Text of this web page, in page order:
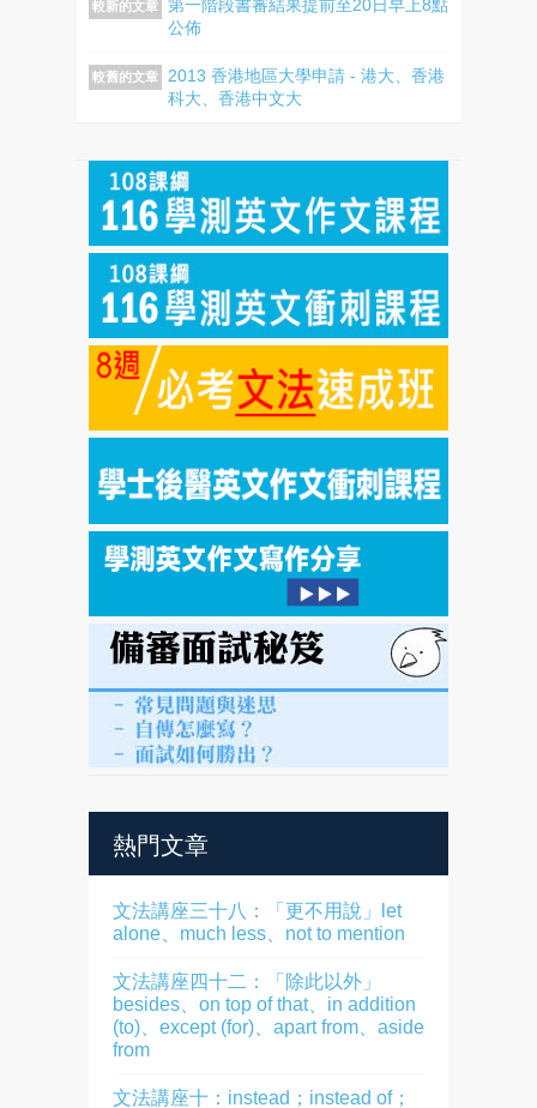
較新的文章
第一階段書審結果提前至20日早上8點
公佈
較舊的文章
2013 香港地區大學申請 - 港大、香港
科大、香港中文大
熱門文章
文法講座三十八：「更不用說」let
alone、much less、not to mention
文法講座四十二：「除此以外」
besides、on top of that、in addition
(to)、except (for)、apart from、aside
from
文法講座十：instead；instead of；